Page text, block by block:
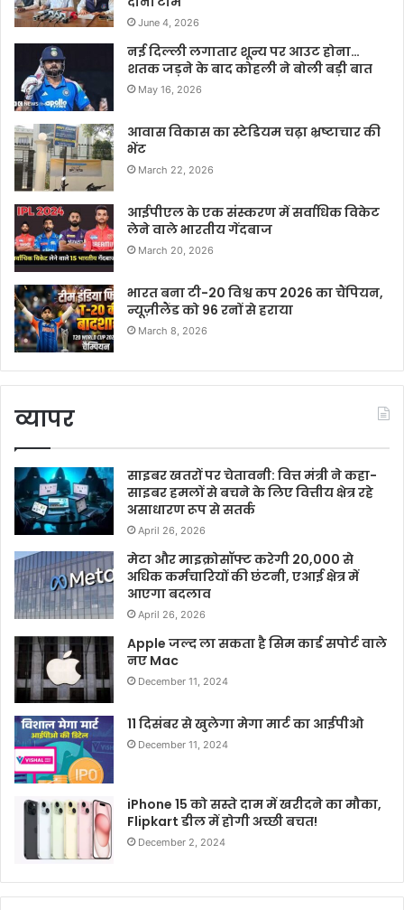
June 4, 2026
नई दिल्ली लगातार शून्य पर आउट होना…
शतक जड़ने के बाद कोहली ने बोली बड़ी बात
May 16, 2026
आवास विकास का स्टेडियम चढ़ा भ्रष्टाचार की
भेंट
March 22, 2026
आईपीएल के एक संस्करण में सर्वाधिक विकेट
लेने वाले भारतीय गेंदबाज
March 20, 2026
भारत बना टी-20 विश्व कप 2026 का चैंपियन,
न्यूज़ीलैंड को 96 रनों से हराया
March 8, 2026
व्यापर
साइबर खतरों पर चेतावनी: वित्त मंत्री ने कहा-
साइबर हमलों से बचने के लिए वित्तीय क्षेत्र रहे
असाधारण रूप से सतर्क
April 26, 2026
मेटा और माइक्रोसॉफ्ट करेगी 20,000 से
अधिक कर्मचारियों की छंटनी, एआई क्षेत्र में
आएगा बदलाव
April 26, 2026
Apple जल्द ला सकता है सिम कार्ड सपोर्ट वाले
नए Mac
December 11, 2024
11 दिसंबर से खुलेगा मेगा मार्ट का आईपीओ
December 11, 2024
iPhone 15 को सस्ते दाम में खरीदने का मौका,
Flipkart डील में होगी अच्छी बचत!
December 2, 2024